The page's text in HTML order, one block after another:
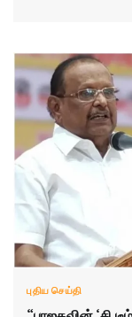
புதிய செய்தி